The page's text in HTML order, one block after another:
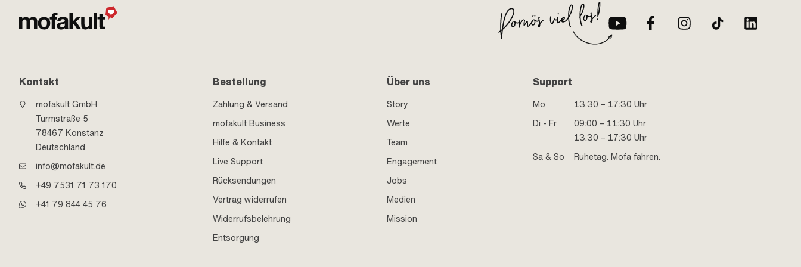
Kontakt
mofakult GmbH
Turmstraße 5
78467 Konstanz
Deutschland
info@mofakult.de
+49 7531 71 73 170
+41 79 844 45 76
Bestellung
Zahlung & Versand
mofakult Business
Hilfe & Kontakt
Live Support
Rücksendungen
Vertrag widerrufen
Widerrufsbelehrung
Entsorgung
Über uns
Story
Werte
Team
Engagement
Jobs
Medien
Mission
Support
Mo
13:30 – 17:30 Uhr
Di - Fr
09:00 – 11:30 Uhr
13:30 – 17:30 Uhr
Sa & So
Ruhetag. Mofa fahren.